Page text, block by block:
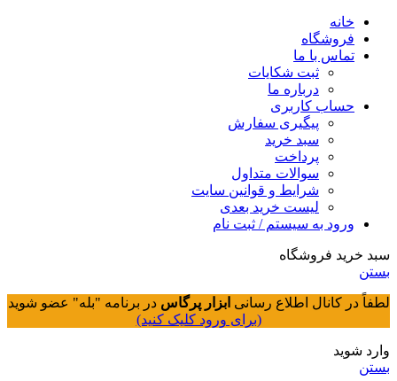
خانه
فروشگاه
تماس با ما
ثبت شکایات
درباره ما
حساب کاربری
پیگیری سفارش
سبد خرید
پرداخت
سوالات متداول
شرایط و قوانین سایت
لیست خرید بعدی
ورود به سیستم / ثبت نام
سبد خرید فروشگاه
بستن
لطفاً در کانال اطلاع رسانی ابزار پرگاس در برنامه "بله" عضو شوید
(برای ورود کلیک کنید)
وارد شوید
بستن